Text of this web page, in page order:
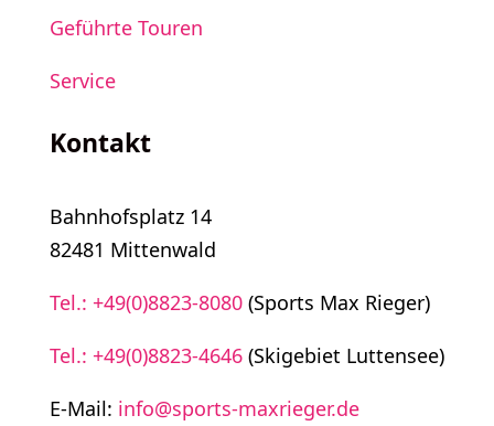
Geführte Touren
Service
Kontakt
Bahnhofsplatz 14
82481 Mittenwald
Tel.: +49(0)8823-8080(Sports Max Rieger)
Tel.: +49(0)8823-4646(Skigebiet Luttensee)
E-Mail: info@sports-maxrieger.de